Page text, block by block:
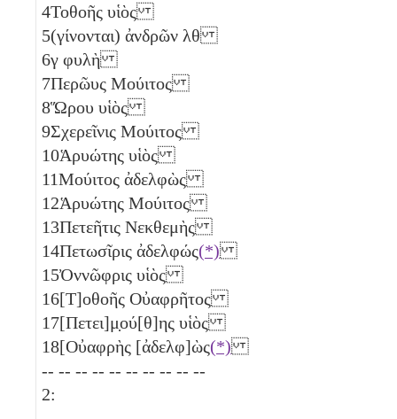
4Τοθοῆς υἱὸς
5(γίνονται) ἀνδρῶν λθ
6γ φυλὴ
7Περῶυς Μούιτος
8Ὥρου υἱὸς
9Σχερεῖνις Μούιτος
10Ἁρυώτης υἱὸς
11Μούιτος ἀδελφὼς
12Ἁρυώτης Μούιτος
13Πετεῆτις Νεκθεμὴς
14Πετωσῖρις ἀδελφώς(*)
15Ὀννῶφρις υἱὸς
16[Τ]οθοῆς Οὐαφρῆτος
17[Πετει]μ̣ού[θ]ης υἱὸς
18[Οὐαφρὴς [ἀδελφ]ὼς(*)
-- -- -- -- -- -- -- -- -- --
2: